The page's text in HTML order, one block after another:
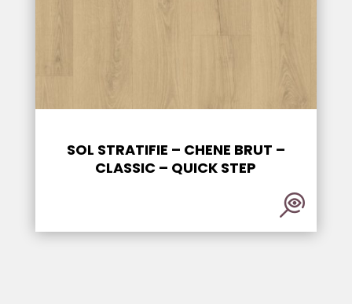
SOL STRATIFIE – CHENE BRUT –
CLASSIC – QUICK STEP